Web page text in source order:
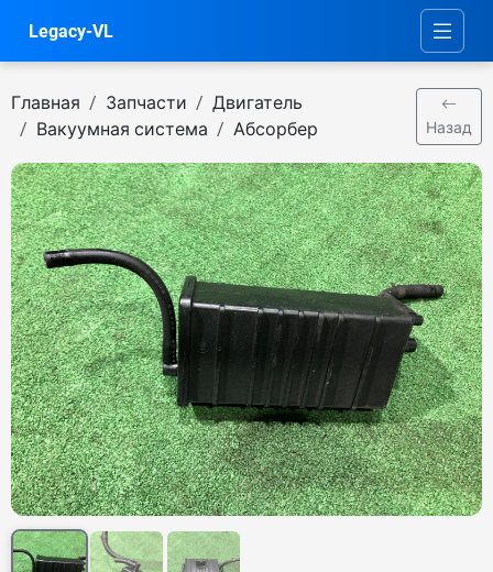
Legacy-VL
Главная Запчасти
Двигатель
Вакуумная система
Абсорбер Назад